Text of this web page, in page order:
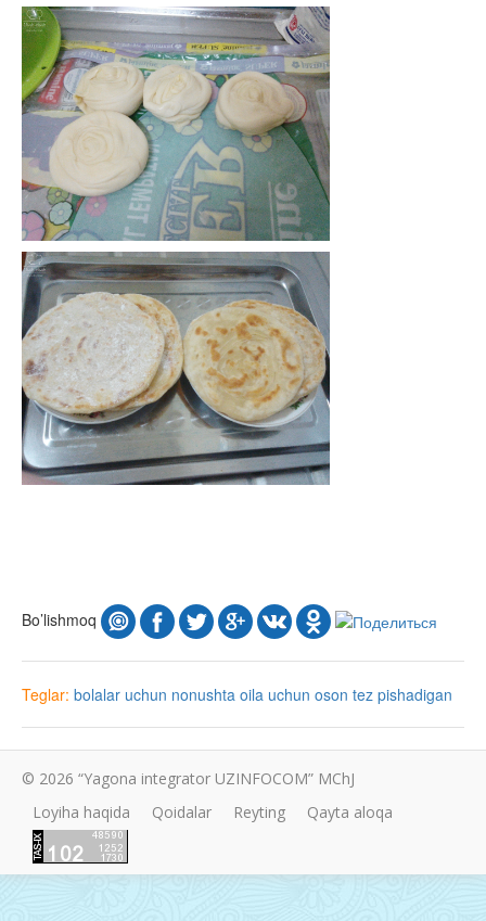
Bo’lishmoq
Teglar: bolalar uchun nonushta oila uchun oson tez pishadigan
© 2026 “Yagona integrator UZINFOCOM” MChJ
Loyiha haqida
Qoidalar Reyting Qayta aloqa